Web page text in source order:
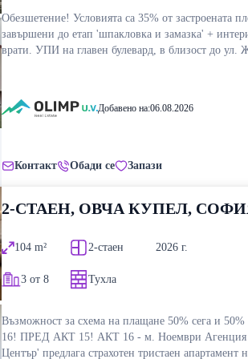
Обезшетение! Условията са 35% от застроената
завършени до етап 'шпакловка и замазка' +
врати. УПИ на главен булевард, в близост до ул.
за проектиране на сграда Г/М +4 с източен
в зона жц- жилищно средноетажно застрояване с
плътност 50%, кинт 2,5 и кк 15 метра. Изградени
канализация и ТЕЦ. Подходящ е за изграждане на
отличен градски транспорт. За повече информация
тел.0887552172; septemvriev@olimp-uv.com
uv.com
Добавено на:06.08.2026
Контакт Обади се Запази
2-СТАЕН, ОВЧА КУПЕЛ,
104 m² 2-стаен 2026 г.
3 от 8 Тухла
Възможност за схема на плащане 50% сега и 50%
16! ПРЕД АКТ 15! АКТ 16 - м. Ноември Агенция
Център' предлага страхотен тристаен апартамент